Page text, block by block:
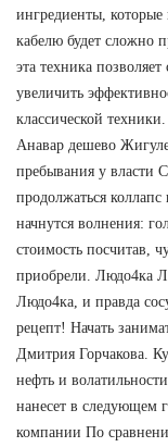
ингредиенты,
кабелю будет сложно
эта техника
увеличить
классической
Анавар дешево
пребывания у власти
продолжаться
начнутся волнения:
стоимость посчитав,
приобрели. Людо4ка
Людо4ка, и правда
рецепт! Начать
Дмитрия Горчакова.
нефть и
нанесет в следующем
компании По